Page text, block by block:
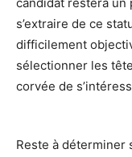
s’extraire de ce
difficilement
sélectionner les
corvée de
Reste à déterminer